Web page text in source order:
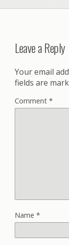
Leave a Reply
Your email
fields are
Comment *
Name *